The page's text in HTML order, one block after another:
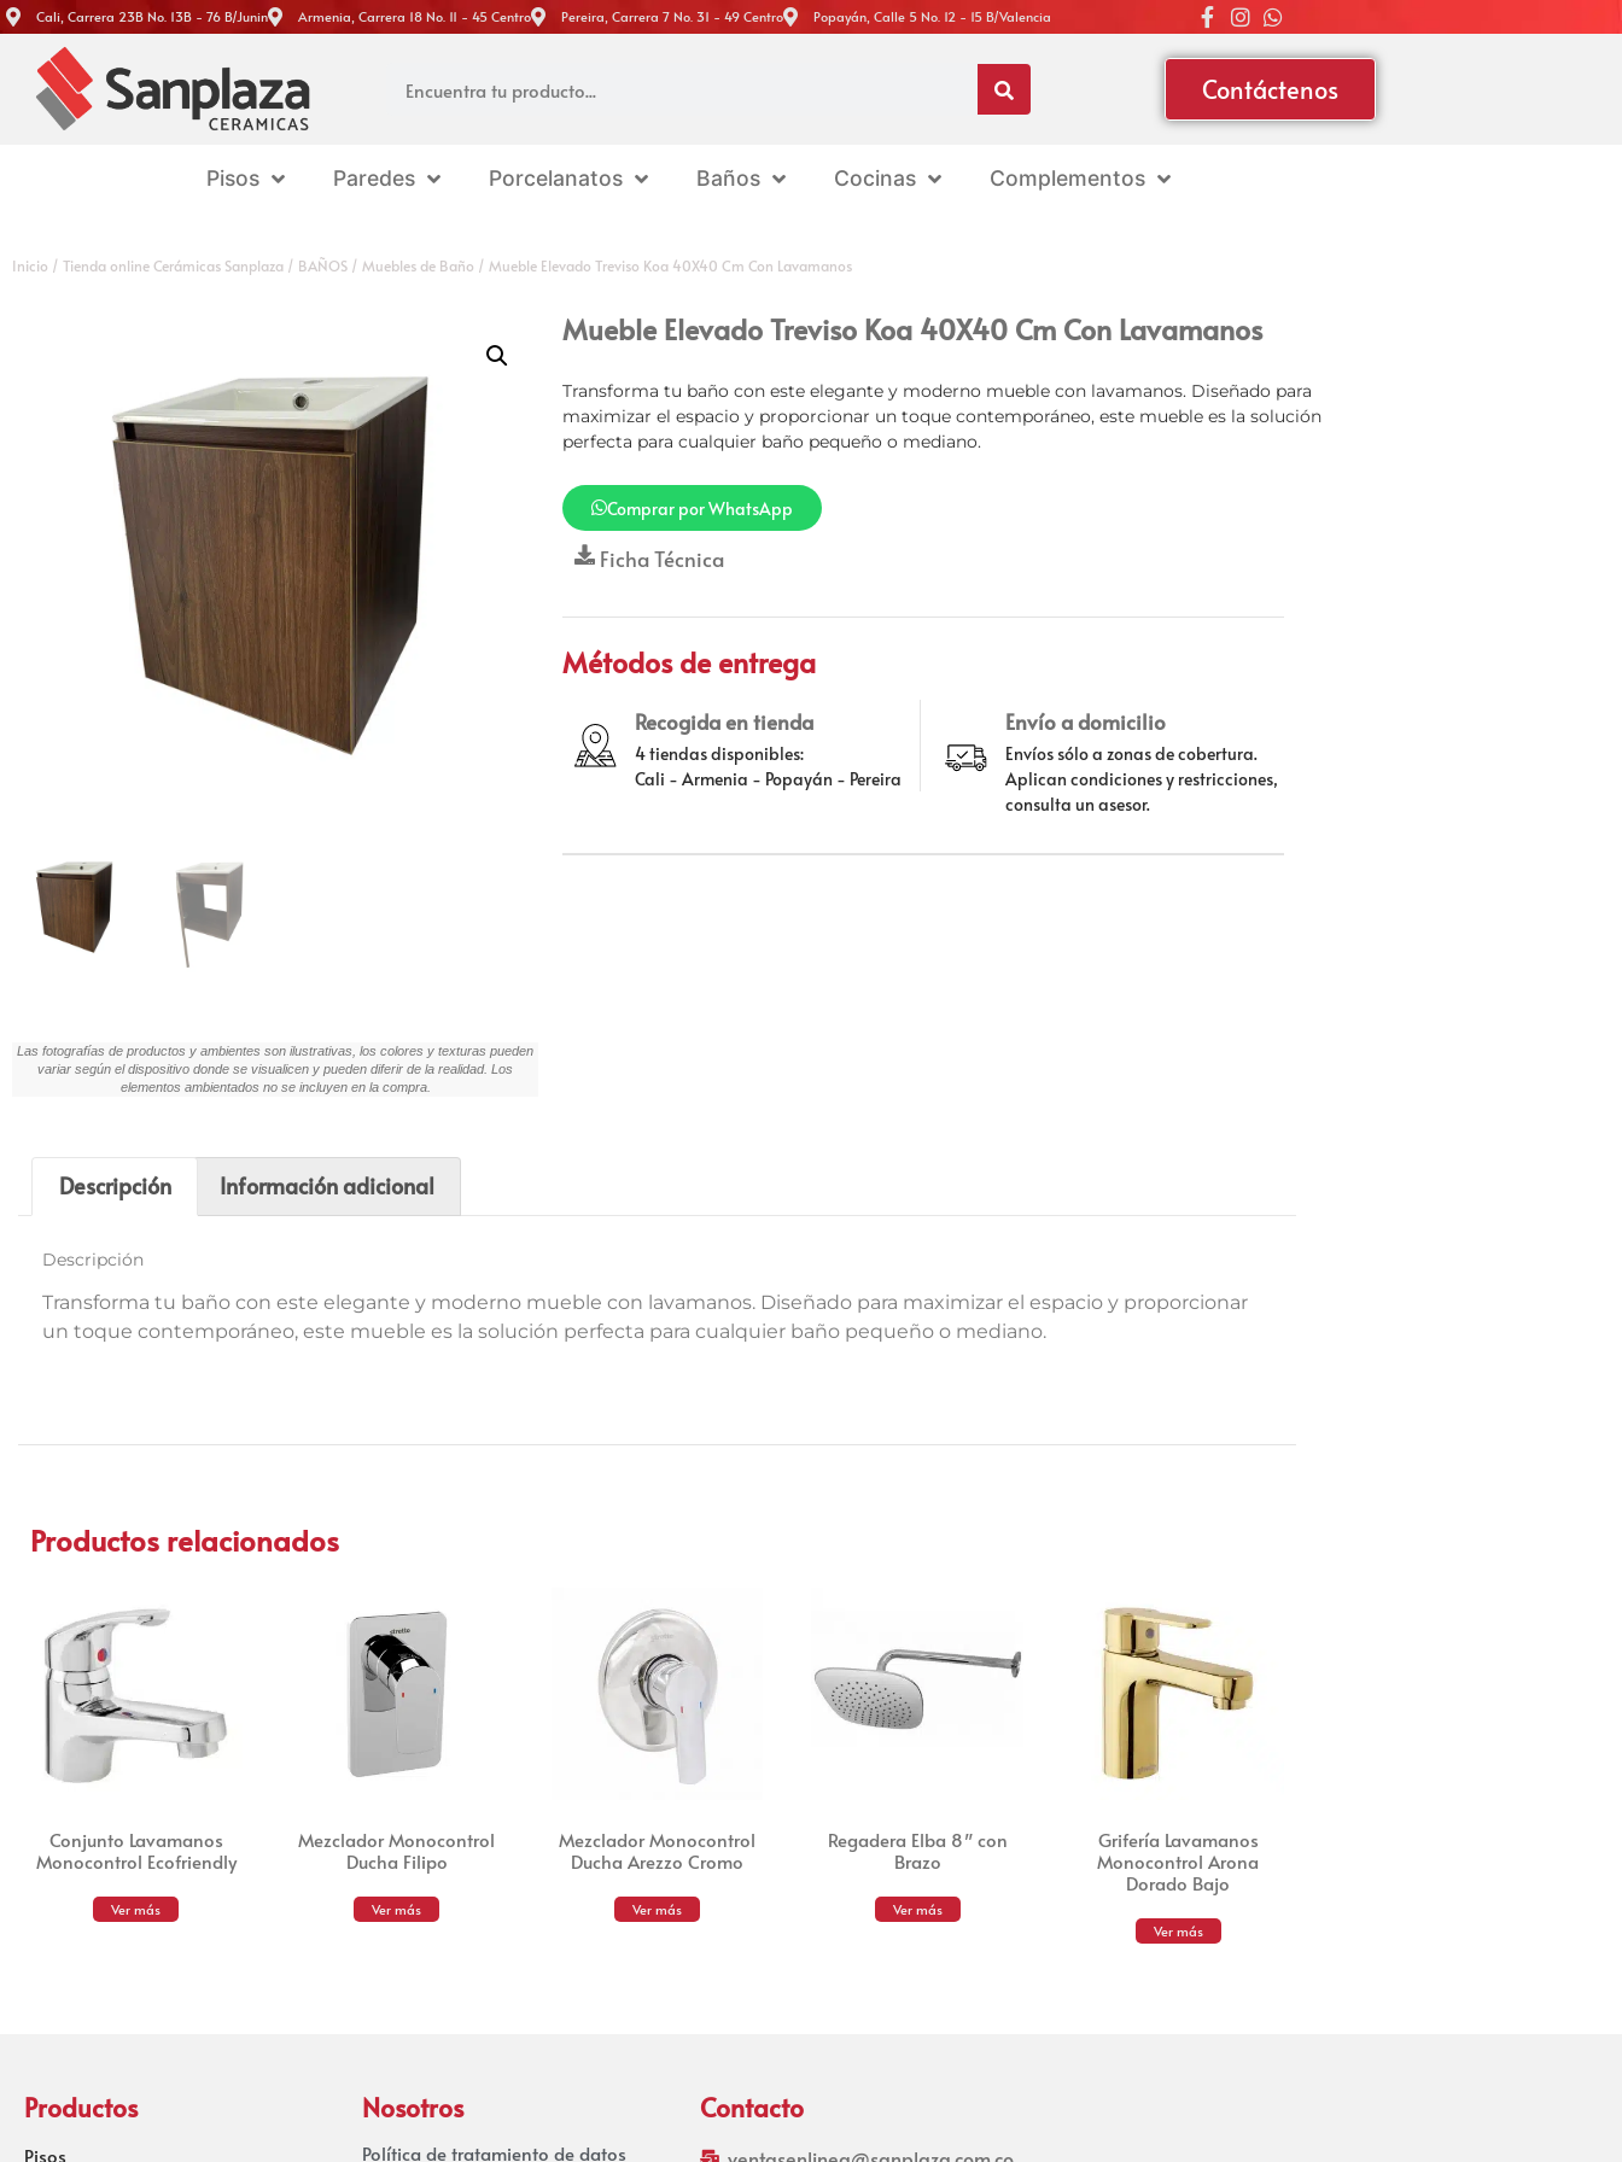
Cali, Carrera 23B No. 13B - 76 B/Junin Armenia, Carrera 18 No. 11 - 45 Centro Pereira, Carrera 7 No. 31 - 49 Centro Popayán, Calle 5 No. 12 - 15 B/Valencia
Contáctenos
Pisos Paredes Porcelanatos Baños Cocinas Complementos
Inicio / Tienda online Cerámicas Sanplaza / BAÑOS / Muebles de Baño / Mueble Elevado Treviso Koa 40X40 Cm Con Lavamanos
Las fotografías de productos y ambientes son ilustrativas, los colores y texturas pueden
variar según el dispositivo donde se visualicen y pueden diferir de la realidad. Los
elementos ambientados no se incluyen en la compra.
Mueble Elevado Treviso Koa 40X40 Cm Con Lavamanos
Transforma tu baño con este elegante y moderno mueble con lavamanos. Diseñado para
maximizar el espacio y proporcionar un toque contemporáneo, este mueble es la solución
perfecta para cualquier baño pequeño o mediano.
Comprar por WhatsApp
Ficha Técnica
Métodos de entrega
Recogida en tienda
4 tiendas disponibles:
Cali - Armenia - Popayán - Pereira
Envío a domicilio
Envíos sólo a zonas de cobertura.
Aplican condiciones y restricciones,
consulta un asesor.
Descripción Información adicional
Descripción
Transforma tu baño con este elegante y moderno mueble con lavamanos. Diseñado para maximizar el espacio y proporcionar
un toque contemporáneo, este mueble es la solución perfecta para cualquier baño pequeño o mediano.
Productos relacionados
Conjunto Lavamanos
Monocontrol Ecofriendly
Ver más
Mezclador Monocontrol
Ducha Filipo
Ver más
Mezclador Monocontrol
Ducha Arezzo Cromo
Ver más
Regadera Elba 8″ con
Brazo
Ver más
Grifería Lavamanos
Monocontrol Arona
Dorado Bajo
Ver más
Productos
Pisos
Nosotros
Política de tratamiento de datos
Contacto